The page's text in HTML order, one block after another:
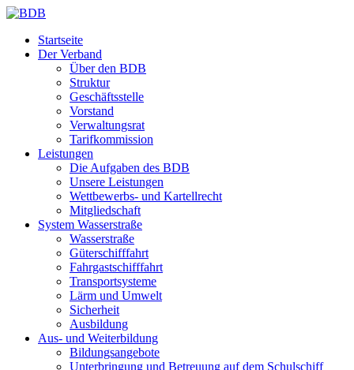
Startseite
Der Verband
Über den BDB
Struktur
Geschäftsstelle
Vorstand
Verwaltungsrat
Tarifkommission
Leistungen
Die Aufgaben des BDB
Unsere Leistungen
Wettbewerbs- und Kartellrecht
Mitgliedschaft
System Wasserstraße
Wasserstraße
Güterschifffahrt
Fahrgastschifffahrt
Transportsysteme
Lärm und Umwelt
Sicherheit
Ausbildung
Aus- und Weiterbildung
Bildungsangebote
Unterbringung und Betreuung auf dem Schulschiff